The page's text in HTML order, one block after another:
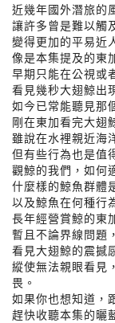
近幾年國外潛旅的
讓許多曾是難以觸
變得更加的平易近
像是本集提及的東
早期只能在公視或
看見幾秒大翅鯨出
如今已常能聽見那
剛在東加看完大翅
雖說在水裡親近海
但有些行為也是值
觀鯨的我們，如何
什麼樣的鯨魚群體
以及鯨魚在何種行
長年經營賞鯨的東
暫且不論界線問題
看見大翅鯨的震撼
縱使無法親眼看見
畏。
如果你也想知道，
趕快收聽本集的曬